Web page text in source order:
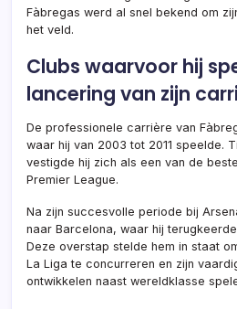
Fàbregas werd al snel bekend om
het veld.
Clubs waarvoor hij
lancering van zijn
De professionele carrière van
waar hij van 2003 tot 2011 speelde.
vestigde hij zich als een van de
Premier League.
Na zijn succesvolle periode bij
naar Barcelona, waar hij
Deze overstap stelde hem in staat
La Liga te concurreren en zijn
ontwikkelen naast wereldklasse